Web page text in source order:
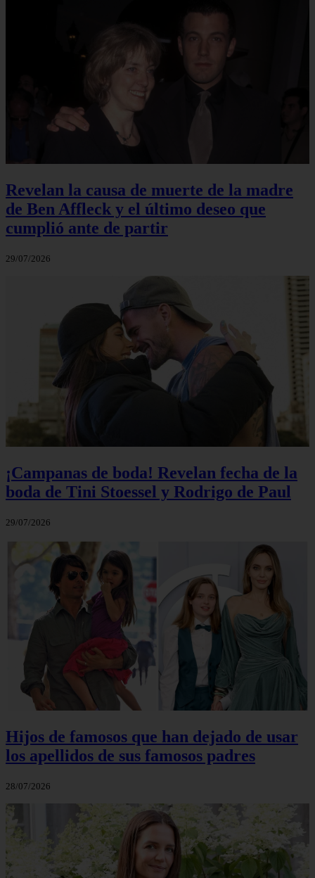
Revelan la causa de muerte de la madre
de Ben Affleck y el último deseo que
cumplió ante de partir
29/07/2026
¡Campanas de boda! Revelan fecha de la
boda de Tini Stoessel y Rodrigo de Paul
29/07/2026
Hijos de famosos que han dejado de usar
los apellidos de sus famosos padres
28/07/2026